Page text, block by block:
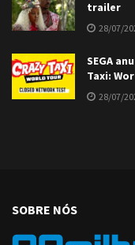
trailer
28/07/
SEGA
Taxi:
28/07/
SOBRE NÓS